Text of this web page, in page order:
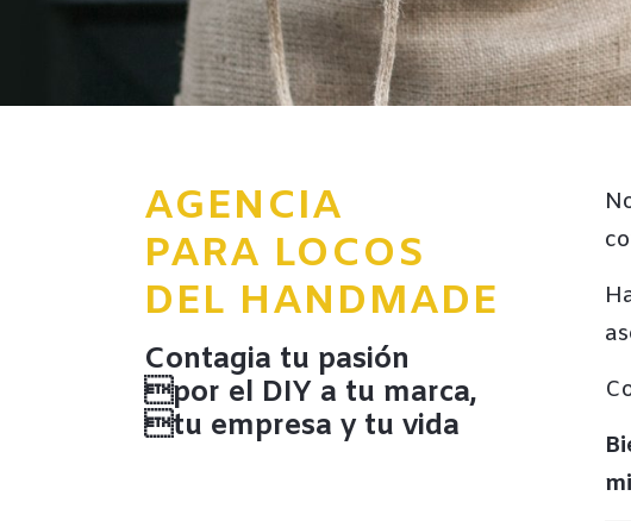
AGENCIA
PARA LOCOS
DEL HANDMADE
Contagia tu pasión
por el DIY a tu marca,
tu empresa y tu vida